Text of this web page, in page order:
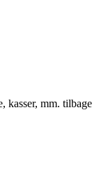
kasser, mm. tilbage